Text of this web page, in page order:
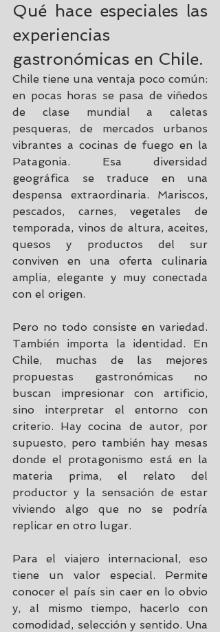
Qué hace especiales las
experiencias
gastronómicas en Chile.
Chile tiene una ventaja poco común:
en pocas horas se pasa de viñedos
de clase mundial a caletas
pesqueras, de mercados urbanos
vibrantes a cocinas de fuego en la
Patagonia. Esa diversidad
geográfica se traduce en una
despensa extraordinaria. Mariscos,
pescados, carnes, vegetales de
temporada, vinos de altura, aceites,
quesos y productos del sur
conviven en una oferta culinaria
amplia, elegante y muy conectada
con el origen.
Pero no todo consiste en variedad.
También importa la identidad. En
Chile, muchas de las mejores
propuestas gastronómicas no
buscan impresionar con artificio,
sino interpretar el entorno con
criterio. Hay cocina de autor, por
supuesto, pero también hay mesas
donde el protagonismo está en la
materia prima, el relato del
productor y la sensación de estar
viviendo algo que no se podría
replicar en otro lugar.
Para el viajero internacional, eso
tiene un valor especial. Permite
conocer el país sin caer en lo obvio
y, al mismo tiempo, hacerlo con
comodidad, selección y sentido. Una